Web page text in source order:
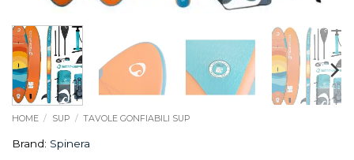
HOME / SUP / TAVOLE GONFIABILI SUP
Brand: Spinera